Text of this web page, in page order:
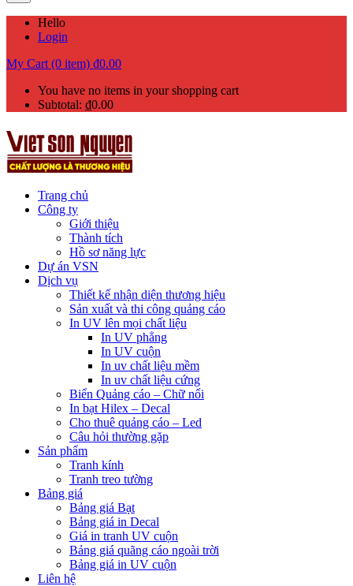
Hello
Login
My Cart (0 item) ₫0.00
You have no items in your shopping cart
Subtotal: ₫0.00
Trang chủ
Công ty
Giới thiệu
Thành tích
Hồ sơ năng lực
Dự án VSN
Dịch vụ
Thiết kế nhận diện thương hiệu
Sản xuất và thi công quảng cáo
In UV lên mọi chất liệu
In UV phẳng
In UV cuộn
In uv chất liệu mềm
In uv chất liệu cứng
Biển Quảng cáo – Chữ nổi
In bạt Hilex – Decal
Cho thuê quảng cáo – Led
Câu hỏi thường gặp
Sản phẩm
Tranh kính
Tranh treo tường
Bảng giá
Bảng giá Bạt
Bảng giá in Decal
Giá in tranh UV cuộn
Bảng giá quãng cáo ngoài trời
Bảng giá in UV cuộn
Liên hệ